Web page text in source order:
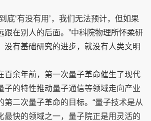
底‘有没有用’，我们无法预计，但如果
跟在别人的后面。”中科院物理所怀柔研
没有基础研究的进步，就没有人类文明
百余年前，第一次量子革命催生了现代
子的特性推动量子通信等领域走向产业
第二次量子革命的目标。“量子技术是从
最快的领域之一，量子院正是用灵活的